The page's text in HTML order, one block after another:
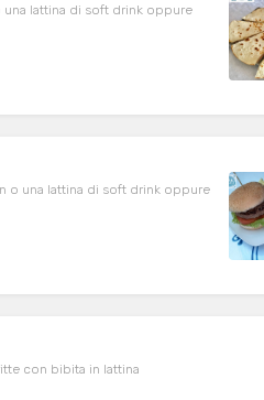
lattina di soft drink oppure
o una lattina di soft drink oppure
con bibita in lattina